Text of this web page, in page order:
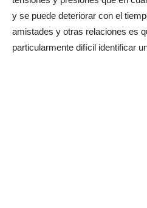
y se puede deteriorar con el
amistades y otras relaciones es
particularmente difícil identificar